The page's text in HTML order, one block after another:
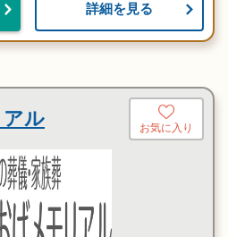
詳細を見る
ル お気に入り